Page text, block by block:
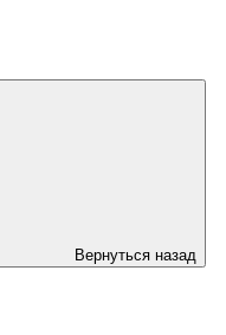
Вернуться назад